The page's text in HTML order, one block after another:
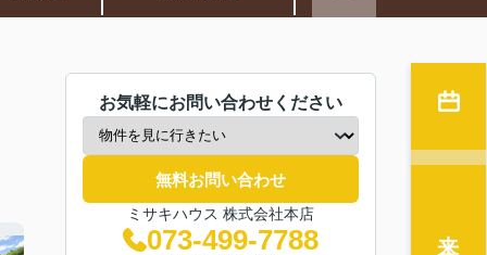
お気軽にお問い合わせください
無料お問い合わせ
ミサキハウス 株式会社本店
073-499-7788